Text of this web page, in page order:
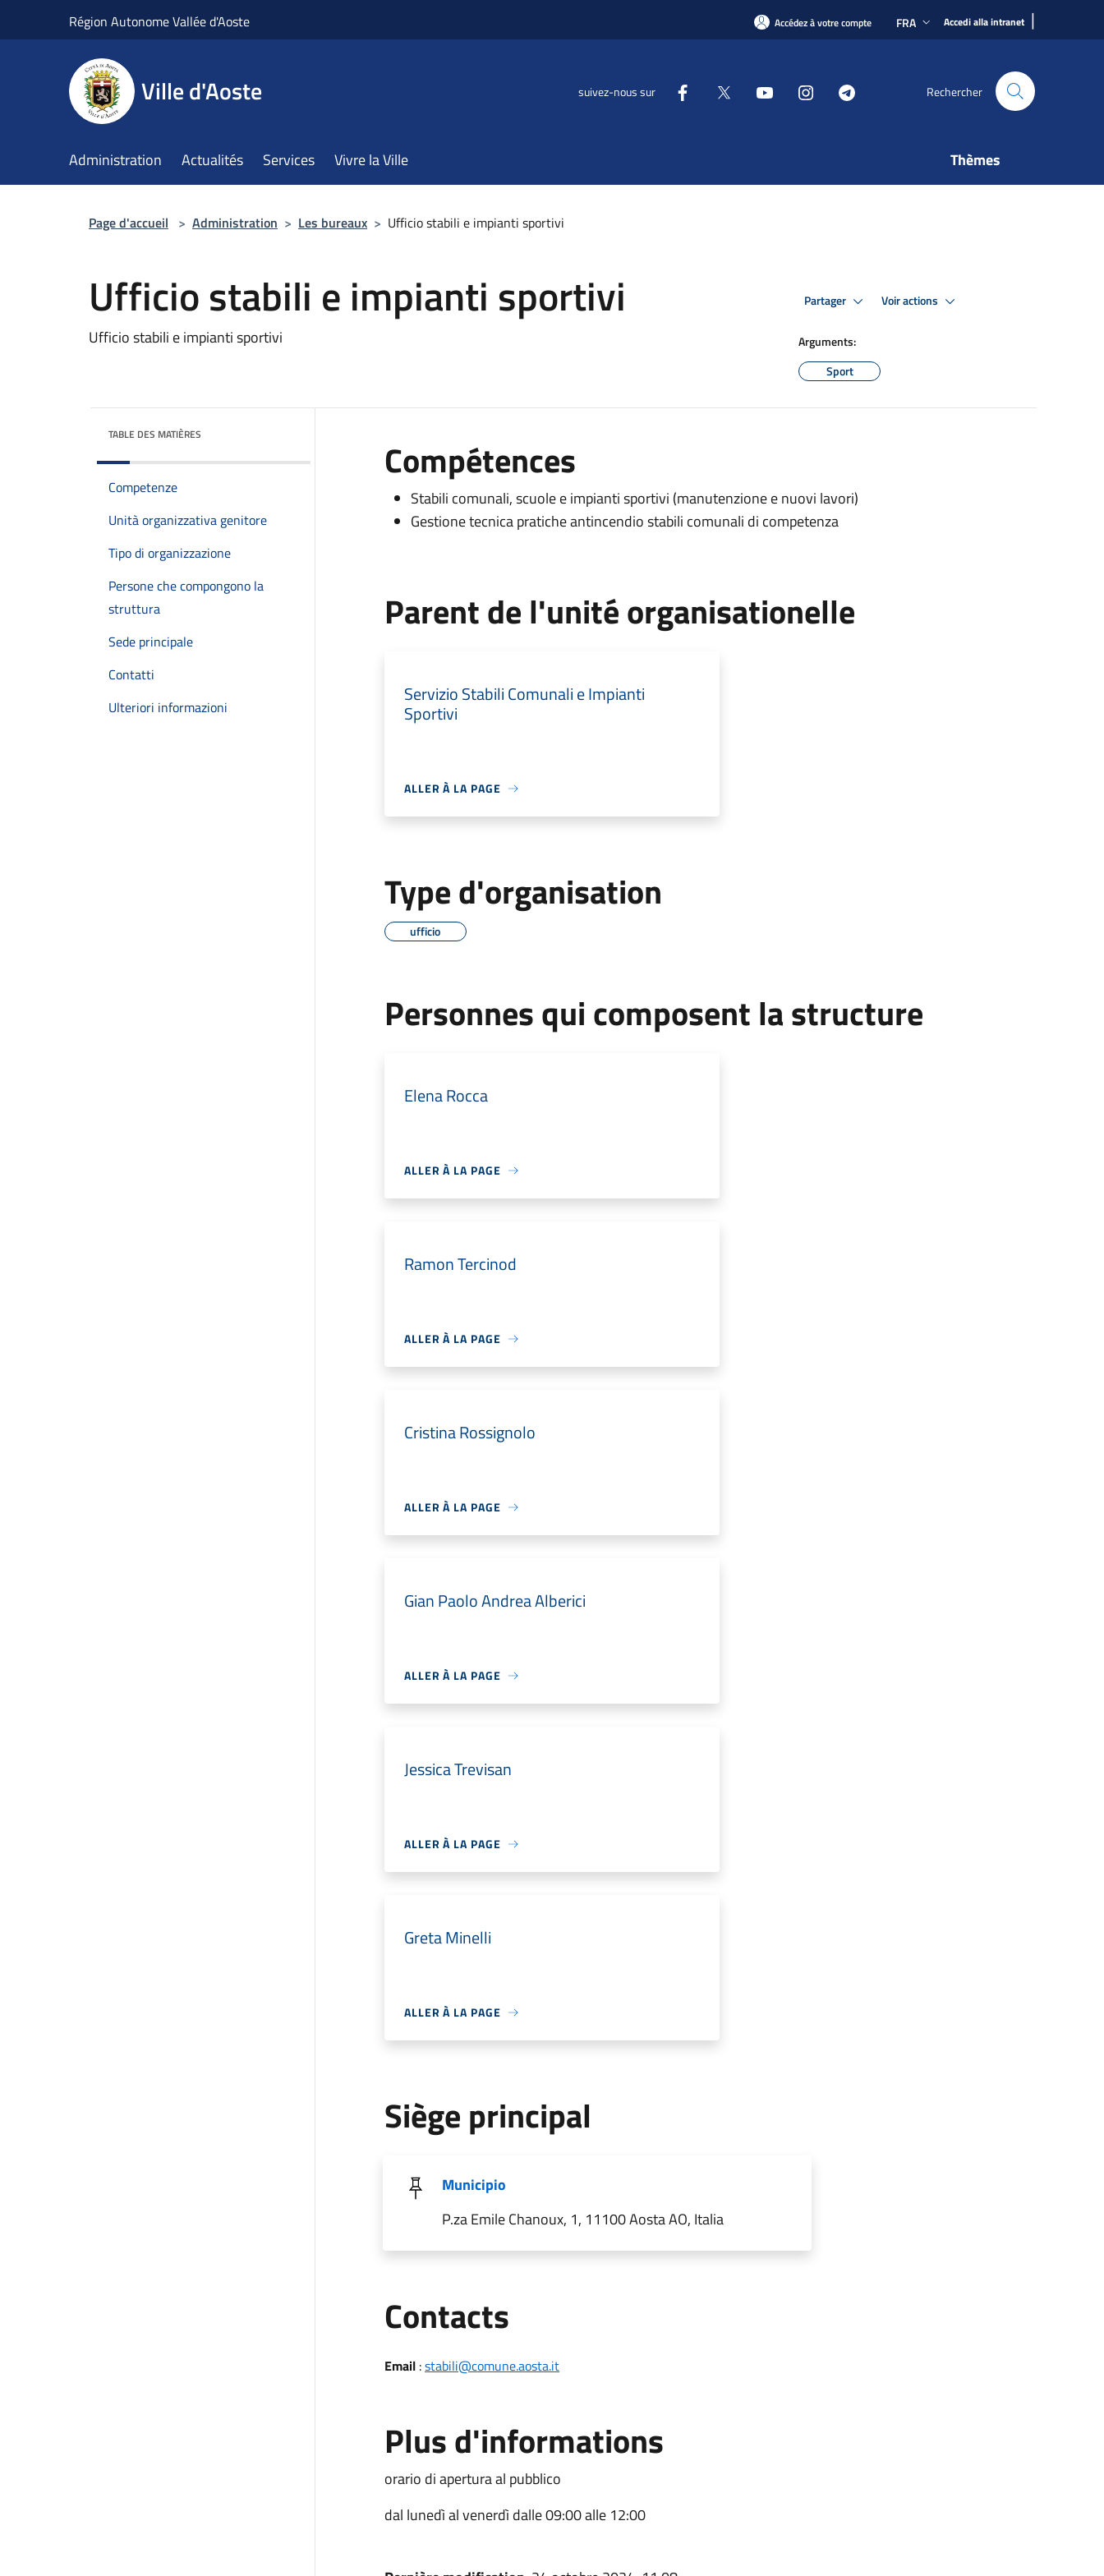
Région Autonome Vallée d'Aoste Accédez à votre compte FRA Accedi alla intranet |
Ville d'Aoste suivez-nous sur Rechercher
Administration Actualités Services Vivre la Ville Thèmes
Page d'accueil > Administration > Les bureaux > Ufficio stabili e impianti sportivi
Ufficio stabili e impianti sportivi
Ufficio stabili e impianti sportivi
Partager Voir actions
Arguments:
Sport
TABLE DES MATIÈRES
Competenze
Unità organizzativa genitore
Tipo di organizzazione
Persone che compongono la
struttura
Sede principale
Contatti
Ulteriori informazioni
Compétences
Stabili comunali, scuole e impianti sportivi (manutenzione e nuovi lavori)
Gestione tecnica pratiche antincendio stabili comunali di competenza
Parent de l'unité organisationelle
Servizio Stabili Comunali e Impianti
Sportivi
ALLER À LA PAGE
Type d'organisation
ufficio
Personnes qui composent la structure
Elena Rocca
ALLER À LA PAGE
Ramon Tercinod
ALLER À LA PAGE
Cristina Rossignolo
ALLER À LA PAGE
Gian Paolo Andrea Alberici
ALLER À LA PAGE
Jessica Trevisan
ALLER À LA PAGE
Greta Minelli
ALLER À LA PAGE
Siège principal
Municipio
P.za Emile Chanoux, 1, 11100 Aosta AO, Italia
ContactsUtili
Email:stabili@comune.aosta.it
Plus d'informations
orario di apertura al pubblico
dal lunedì al venerdì dalle 09:00 alle 12:00